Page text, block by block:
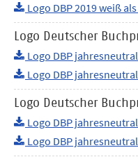
Logo DBP 2019 weiß als
Logo Deutscher
Logo DBP jahresneutral
Logo DBP jahresneutral
Logo Deutscher
Logo DBP
Logo DBP